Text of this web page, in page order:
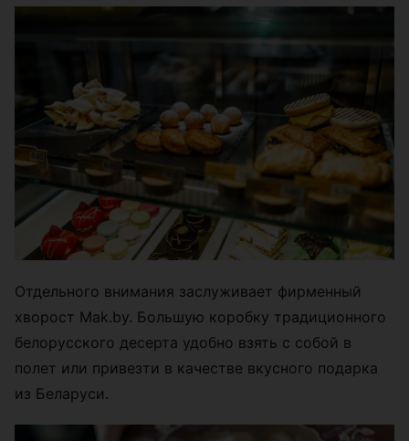
Отдельного внимания заслуживает фирменный
хворост Mak.by. Большую коробку традиционного
белорусского десерта удобно взять с собой в
полет или привезти в качестве вкусного подарка
из Беларуси.